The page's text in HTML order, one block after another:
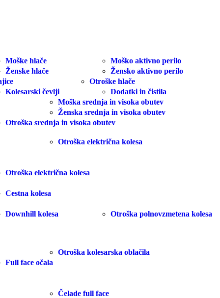
Moške hlače Moško aktivno perilo
Ženske hlače Žensko aktivno perilo
Otroške hlače
Kolesarski čevlji Dodatki in čistila
Moška srednja in visoka obutev
Ženska srednja in visoka obutev
Otroška srednja in visoka obutev
Otroška električna kolesa
Otroška električna kolesa
Cestna kolesa
Downhill kolesa Otroška polnovzmetena kolesa
Otroška kolesarska oblačila
Full face očala
Čelade full face